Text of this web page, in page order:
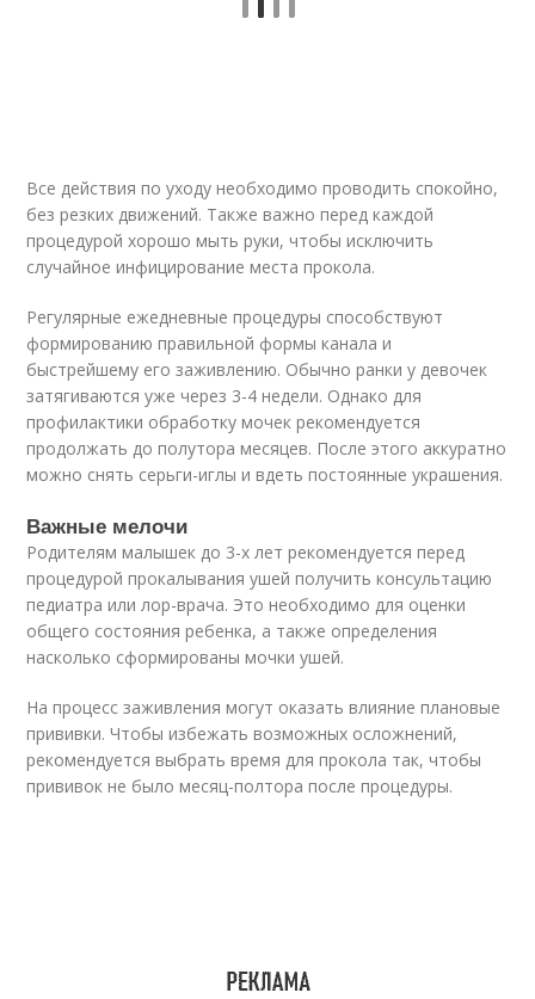
Все действия по уходу необходимо проводить спокойно,
без резких движений. Также важно перед каждой
процедурой хорошо мыть руки, чтобы исключить
случайное инфицирование места прокола.
Регулярные ежедневные процедуры способствуют
формированию правильной формы канала и
быстрейшему его заживлению. Обычно ранки у девочек
затягиваются уже через 3-4 недели. Однако для
профилактики обработку мочек рекомендуется
продолжать до полутора месяцев. После этого аккуратно
можно снять серьги-иглы и вдеть постоянные украшения.
Важные мелочи
Родителям малышек до 3-х лет рекомендуется перед
процедурой прокалывания ушей получить консультацию
педиатра или лор-врача. Это необходимо для оценки
общего состояния ребенка, а также определения
насколько сформированы мочки ушей.
На процесс заживления могут оказать влияние плановые
прививки. Чтобы избежать возможных осложнений,
рекомендуется выбрать время для прокола так, чтобы
прививок не было месяц-полтора после процедуры.